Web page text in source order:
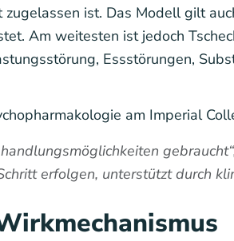
ist. Das Modell gilt
Am weitesten ist jedoch
Essstörungen,
am Imperial
erfolgen, unterstützt durch